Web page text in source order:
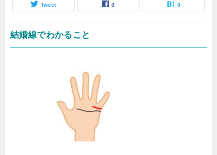
Tweet 0 0
結婚線でわかること